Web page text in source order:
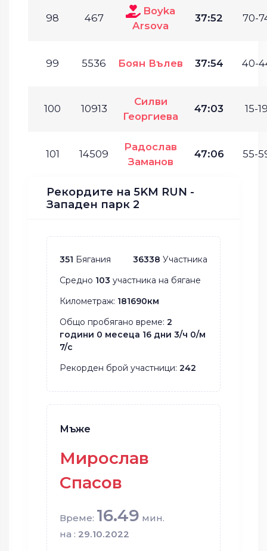
98 467
Boyka
Arsova
37:52 70-
99 5536 Боян Вълев 37:54 40-
100 10913
Силви
Георгиева
47:03 15-
101 14509
Радослав
Заманов
47:06 55-
Рекордите на 5KM RUN -
Западен парк 2
351 Бягания 36338 Участника
Средно 103 участника на бягане
Километраж: 181690км
Общо пробягано време: 2
години 0 месеца 16 дни 3/ч 0/м
7/с
Рекорден брой участници: 242
Мъже
Мирослав
Спасов
Време: 16.49 мин.
на : 29.10.2022